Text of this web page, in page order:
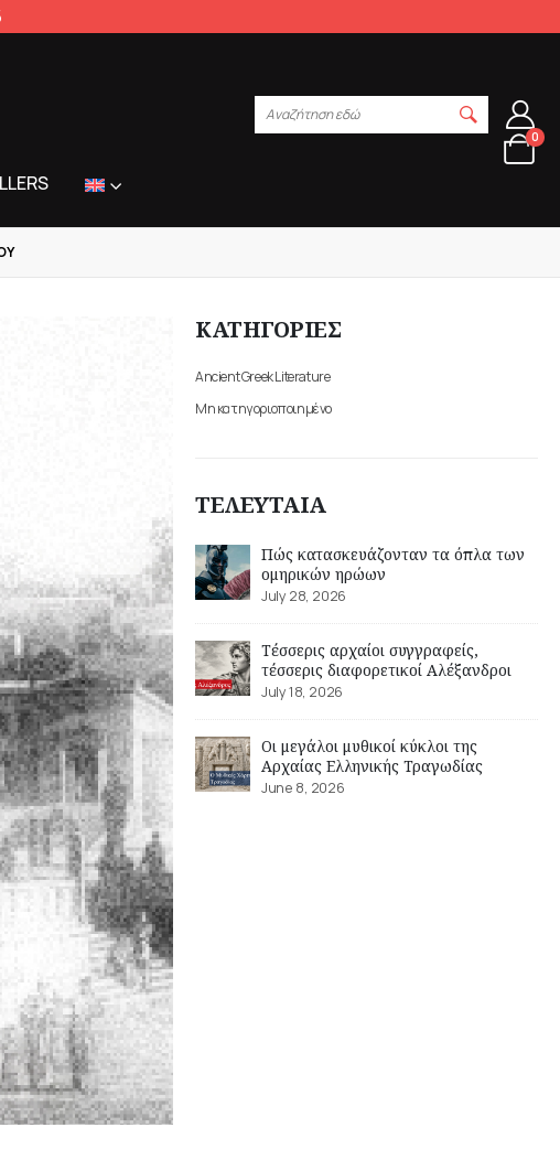
Αναζήτηση εδώ
0
ΚΑΤΗΓΟΡΙΕΣ
Ancient Greek Literature
Μη κατηγοριοποιημένο
ΤΕΛΕΥΤΑΙΑ
Πώς κατασκευάζονταν τα όπλα των
ομηρικών ηρώων
July 28, 2026
Τέσσερις αρχαίοι συγγραφείς,
τέσσερις διαφορετικοί Αλέξανδροι
July 18, 2026
Οι μεγάλοι μυθικοί κύκλοι της
Αρχαίας Ελληνικής Τραγωδίας
June 8, 2026